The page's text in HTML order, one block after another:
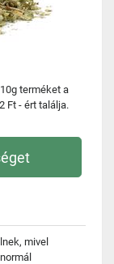
terméket a
Ft - ért találja.
mivel